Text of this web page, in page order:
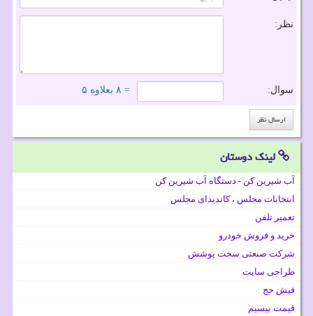
نظر:
سوال: = ۸ بعلاوه ۵
لینک دوستان
آب شیرین کن - دستگاه آب شیرین کن
انتخابات مجلس ، کاندیدای مجلس
تعمیر تلفن
خرید و فروش خودرو
شرکت صنعتی سخت پوشش
طراحی سایت
فیش حج
قیمت بیسیم